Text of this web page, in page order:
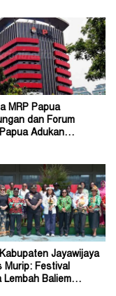
MRP Papua
dan Forum
Adukan
Jayawijaya
Murip: Festival
Lembah Baliem